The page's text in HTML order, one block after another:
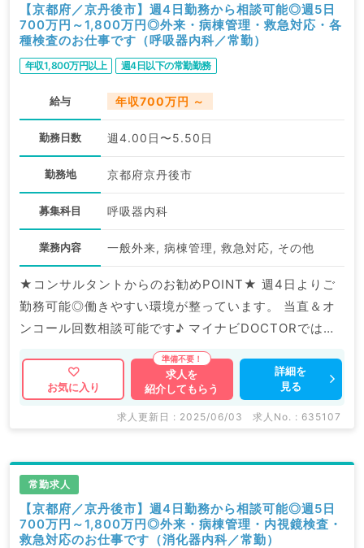
【京都府／京丹後市】週4日勤務から相談可能◎週5日
700万円～1,800万円◎外来・病棟管理・救急対応・各
種検査のお仕事です（呼吸器内科／常勤）
年収1,800万円以上 週4日以下の常勤勤務
給与 年収700万円 ～
勤務日数 週4.00日〜5.50日
勤務地 京都府京丹後市
募集科目 呼吸器内科
業務内容 一般外来, 病棟管理, 救急対応, その他
★コンサルタントからのお勧めPOINT★ 週4日よりご
勤務可能◎働きやすい環境が整っています。 当直＆オ
ンコール回数相談可能です♪ マイナビDOCTORでは病
院やクリニックなどの医療機関求人はもちろんのこと、
掲載情報以外にも産業医等の企業系求人も多数扱ってい
ます。 求人内容の詳細等はお気軽にお問合せ下さい。
お気に入り
求人を
紹介してもらう
詳細を
見る
求人更新日 : 2025/06/03 求人No. : 635107
常勤求人
【京都府／京丹後市】週4日勤務から相談可能◎週5日
700万円～1,800万円◎外来・病棟管理・内視鏡検査・
救急対応のお仕事です（消化器内科／常勤）